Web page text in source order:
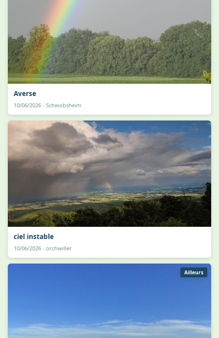
Averse
10/06/2026 - Schwobsheim
ciel instable
10/06/2026 - orchwiller
Ailleurs